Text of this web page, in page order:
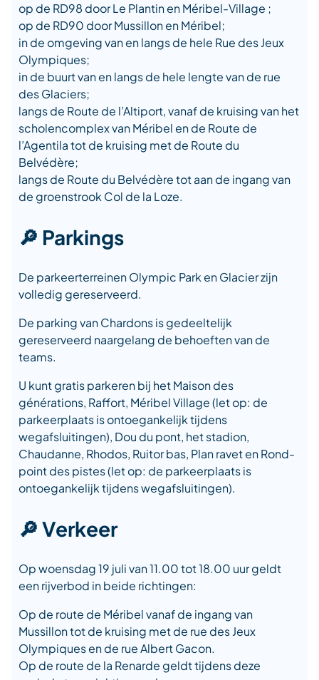
op de RD98 door Le Plantin en Méribel-Village ;
op de RD90 door Mussillon en Méribel;
in de omgeving van en langs de hele Rue des Jeux
Olympiques;
in de buurt van en langs de hele lengte van de rue
des Glaciers;
langs de Route de l’Altiport, vanaf de kruising van het
scholencomplex van Méribel en de Route de
l’Agentila tot de kruising met de Route du
Belvédère;
langs de Route du Belvédère tot aan de ingang van
de groenstrook Col de la Loze.
🔎 Parkings
De parkeerterreinen Olympic Park en Glacier zijn
volledig gereserveerd.
De parking van Chardons is gedeeltelijk
gereserveerd naargelang de behoeften van de
teams.
U kunt gratis parkeren bij het Maison des
générations, Raffort, Méribel Village (let op: de
parkeerplaats is ontoegankelijk tijdens
wegafsluitingen), Dou du pont, het stadion,
Chaudanne, Rhodos, Ruitor bas, Plan ravet en Rond-
point des pistes (let op: de parkeerplaats is
ontoegankelijk tijdens wegafsluitingen).
🔎 Verkeer
Op woensdag 19 juli van 11.00 tot 18.00 uur geldt
een rijverbod in beide richtingen:
Op de route de Méribel vanaf de ingang van
Mussillon tot de kruising met de rue des Jeux
Olympiques en de rue Albert Gacon.
Op de route de la Renarde geldt tijdens deze